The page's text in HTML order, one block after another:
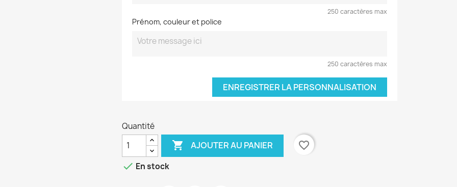
250 caractères max
Prénom, couleur et police
250 caractères max
ENREGISTRER LA PERSONNALISATION
Quantité
 AJOUTER AU PANIER
favorite_border
 En stock